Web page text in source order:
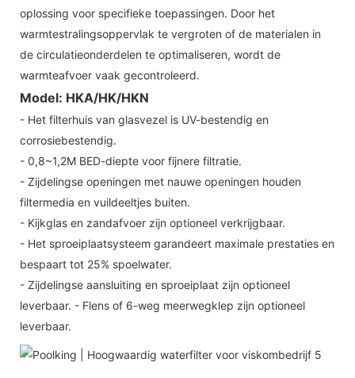
oplossing voor specifieke toepassingen. Door het
warmtestralingsoppervlak te vergroten of de materialen in
de circulatieonderdelen te optimaliseren, wordt de
warmteafvoer vaak gecontroleerd.
Model: HKA/HK/HKN
- Het filterhuis van glasvezel is UV-bestendig en
corrosiebestendig.
- 0,8~1,2M BED-diepte voor fijnere filtratie.
- Zijdelingse openingen met nauwe openingen houden
filtermedia en vuildeeltjes buiten.
- Kijkglas en zandafvoer zijn optioneel verkrijgbaar.
- Het sproeiplaatsysteem garandeert maximale prestaties en
bespaart tot 25% spoelwater.
- Zijdelingse aansluiting en sproeiplaat zijn optioneel
leverbaar. - Flens of 6-weg meerwegklep zijn optioneel
leverbaar.